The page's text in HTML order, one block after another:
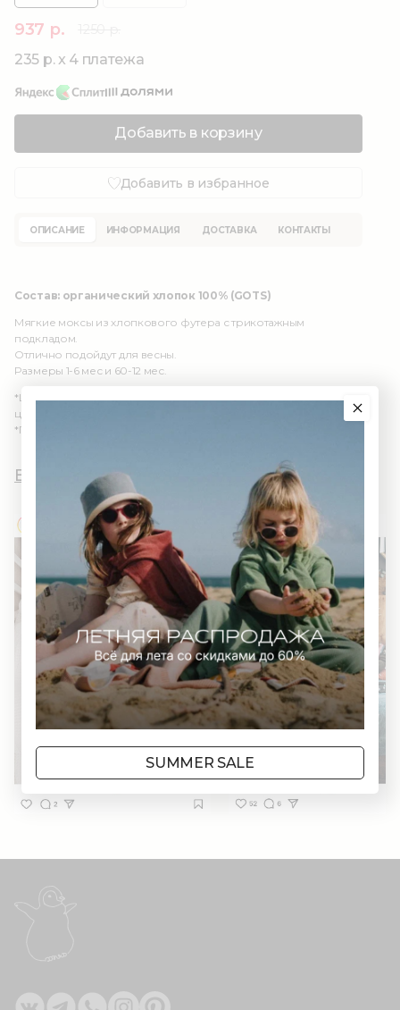
937 р.
235 р. x 4 платежа
Добавить в корзину
Добавить в избранное
ОПИСАНИЕ ИНФОРМАЦИЯ ДОСТАВКА КОНТАКТЫ
Состав: органический хлопок 100% (GOTS)
Мягкие моксы из хлопкового футера с трикотажным
подкладом.
Отлично подойдут для весны.
Размеры 1-6 мес и 60-12 мес.
*Цвет изделия в реальности может отличаться из-за
цветопередачи различных мониторов.
*Подошва не содержит антискользящее покрытие!
Вы и AWWW
SUMMER SALE